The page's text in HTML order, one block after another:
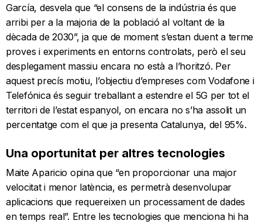
García, desvela que “el consens de la indústria és que
arribi per a la majoria de la població al voltant de la
dècada de 2030”, ja que de moment s’estan duent a terme
proves i experiments en entorns controlats, però el seu
desplegament massiu encara no està a l’horitzó. Per
aquest precís motiu, l’objectiu d’empreses com Vodafone i
Telefónica és seguir treballant a estendre el 5G per tot el
territori de l’estat espanyol, on encara no s’ha assolit un
percentatge com el que ja presenta Catalunya, del 95%.
Una oportunitat per altres tecnologies
Maite Aparicio opina que “en proporcionar una major
velocitat i menor latència, es permetrà desenvolupar
aplicacions que requereixen un processament de dades
en temps real”. Entre les tecnologies que menciona hi ha